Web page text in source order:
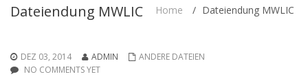
Dateiendung MWLIC Home / Dateiendung MWLIC
DEZ 03, 2014 ADMIN
ANDERE DATEIEN
NO COMMENTS YET